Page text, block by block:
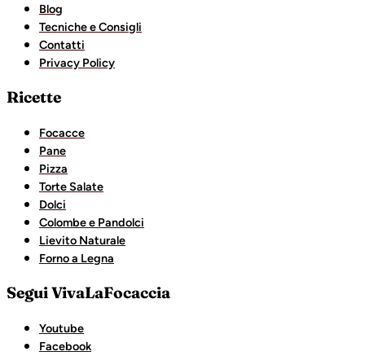
Blog
Tecniche e Consigli
Contatti
Privacy Policy
Ricette
Focacce
Pane
Pizza
Torte Salate
Dolci
Colombe e Pandolci
Lievito Naturale
Forno a Legna
Segui VivaLaFocaccia
Youtube
Facebook